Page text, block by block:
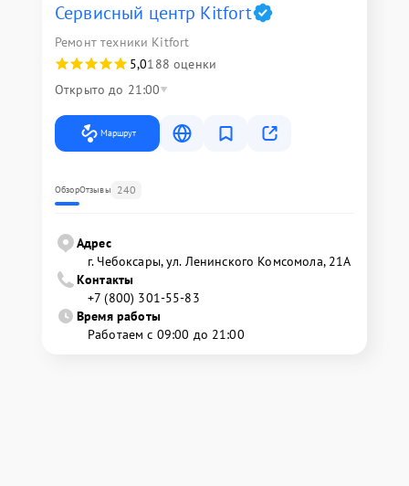
Сервисный центр Kitfort
Ремонт техники Kitfort
5,0188 оценки
Открыто до 21:00
Маршрут
ОбзорОтзывы 240
Адрес
г. Чебоксары, ул. Ленинского Комсомола, 21А
Контакты
+7 (800) 301-55-83
Время работы
Работаем с 09:00 до 21:00